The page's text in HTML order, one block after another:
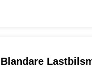
Blandare